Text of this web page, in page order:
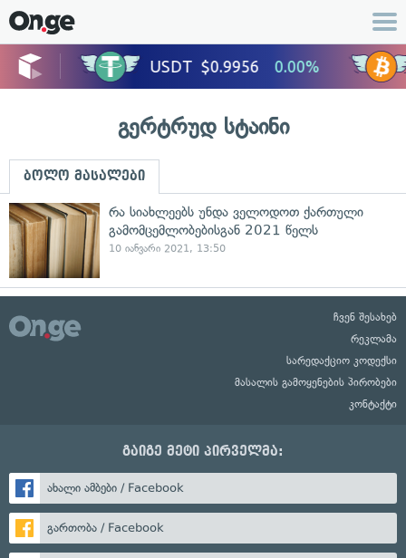
გერტრუდ სტაინი
ბოლო მასალები
რა სიახლეებს უნდა ველოდოთ ქართული
გამომცემლობებისგან 2021 წელს
10 იანვარი 2021, 13:50
ჩვენ შესახებ
რეკლამა
სარედაქციო კოდექსი
მასალის გამოყენების პირობები
კონტაქტი
გაიგე მეტი პირველმა:
ახალი ამბები / Facebook
გართობა / Facebook